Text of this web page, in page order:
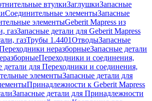
втулкиЗаглушкиЗапасные
Соединительные элементыЗапасные
элементыGeberit Mapress из
газЗапасные детали для Geberit Mapress
газТрубы 1.4401ОтводыЗапасные
неразборныеЗапасные детали
Переходники и соединения,
детали для Переходники и соединения,
элементыЗапасные детали для
Принадлежности к Geberit Mapress
Запасные детали для Принадлежности